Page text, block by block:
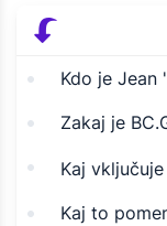
Kdo je Jean
Zakaj je
Kaj
Kaj to